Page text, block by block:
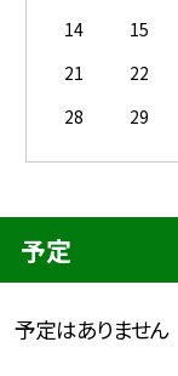
14
15
21
22
28
29
予定
予定はありません